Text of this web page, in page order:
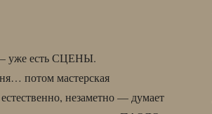
– уже есть СЦЕНЫ.
потом мастерская
незаметно — думает